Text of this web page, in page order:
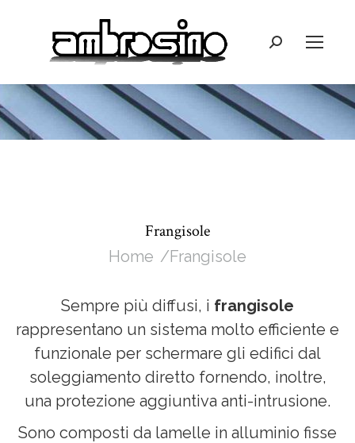
Cerca:
Frangisole
Tu sei qui:
Home Frangisole
Sempre più diffusi, i frangisole
rappresentano un sistema molto efficiente e
funzionale per schermare gli edifici dal
soleggiamento diretto fornendo, inoltre,
una protezione aggiuntiva anti-intrusione.
Sono composti da lamelle in alluminio fisse